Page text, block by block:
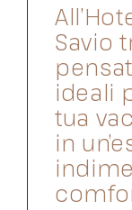
Savio
ideali
tua
in